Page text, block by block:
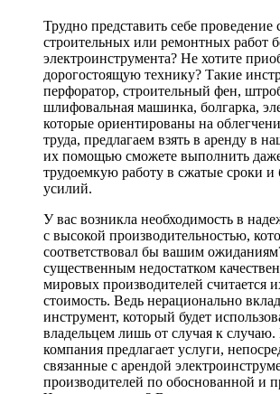
Трудно представить себе
строительных или ремонтных работ
электроинструмента? Не хотите
дорогостоящую технику? Такие
перфоратор, строительный фен,
шлифовальная машинка, болгарка,
которые ориентированы на
труда, предлагаем взять в аренду в
их помощью сможете выполнить
трудоемкую работу в сжатые сроки и
усилий.
У вас возникла необходимость в
с высокой производительностью,
соответствовал бы вашим
существенным недостатком
мировых производителей считается
стоимость. Ведь нерационально
инструмент, который будет
владельцем лишь от случая к
компания предлагает услуги,
связанные с арендой
производителей по обоснованной и